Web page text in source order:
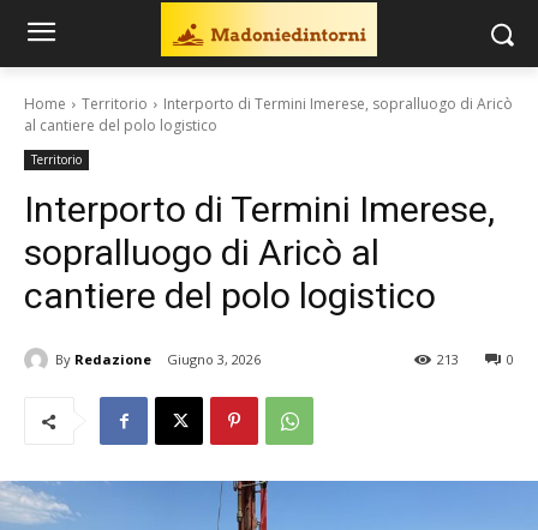
Home Territorio
Interporto di Termini Imerese, sopralluogo di Aricò
al cantiere del polo logistico
Territorio
Interporto di Termini Imerese,
sopralluogo di Aricò al
cantiere del polo logistico
By Redazione Giugno 3, 2026 0
213